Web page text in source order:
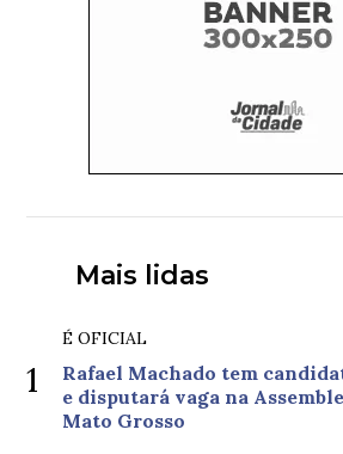
Mais lidas
1
É OFICIAL
Rafael Machado tem
e disputará vaga na
Mato Grosso